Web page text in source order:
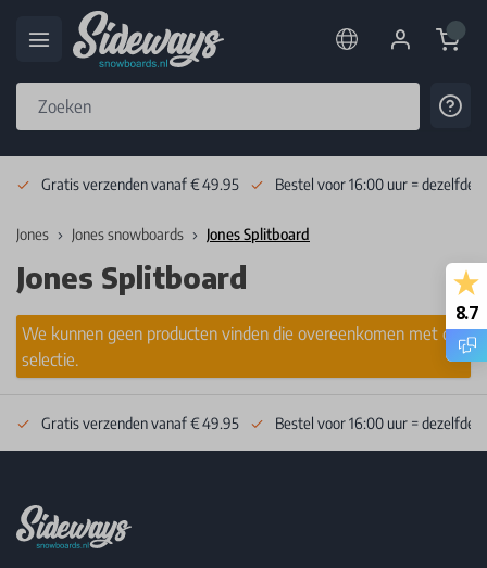
Cart
Gratis verzenden vanaf € 49.95 Bestel voor 16:00 uur = dezelfde
Jones Jones snowboards Jones Splitboard
Jones Splitboard
We kunnen geen producten vinden die overeenkomen met de
selectie.
8.7
Gratis verzenden vanaf € 49.95 Bestel voor 16:00 uur = dezelfde